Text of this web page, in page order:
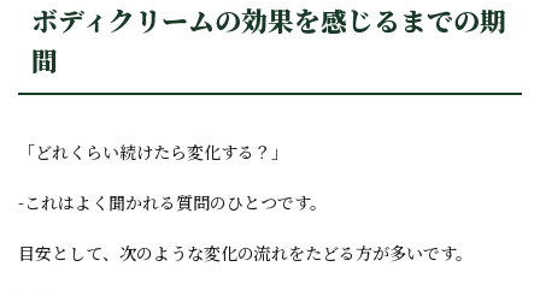
ボディクリームの効果を感じるまでの期
間
「どれくらい続けたら変化する？」
-これはよく聞かれる質問のひとつです。
目安として、次のような変化の流れをたどる方が多いです。